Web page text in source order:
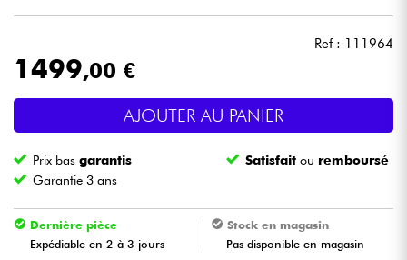
Eclairage
Batteries & Percu
Vents
Violons & Quatuor
Ref : 111964
1499,00 €
AJOUTER AU PANIER
Prix basgarantis Satisfait ou remboursé
Garantie 3 ans
Dernière pièce
Expédiable en 2 à 3 jours
Stock en magasin
Pas disponible en magasin